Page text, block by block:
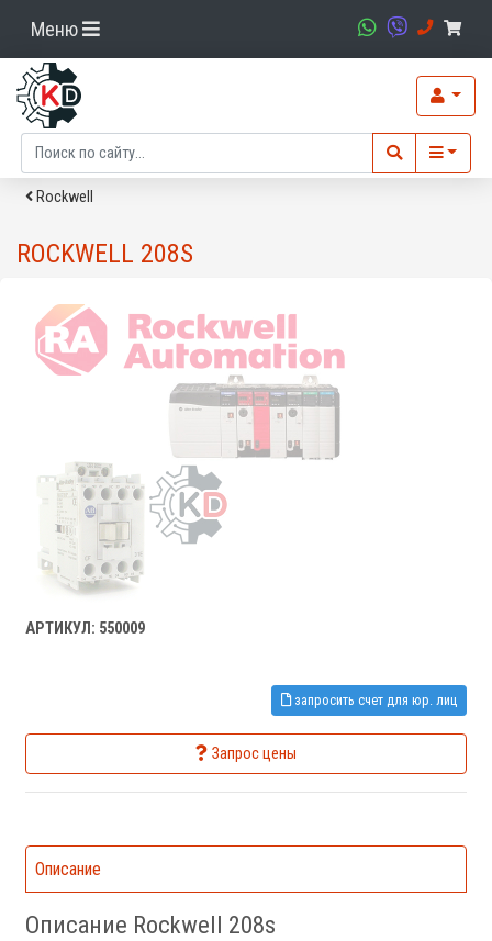
Меню
Rockwell
ROCKWELL 208S
АРТИКУЛ: 550009
запросить счет для юр. лиц
Запрос цены
Описание
Описание Rockwell 208s